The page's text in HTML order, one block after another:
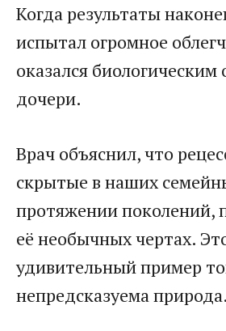
Когда результаты
испытал огромное
оказался
дочери.
Врач объяснил, что
скрытые в наших
протяжении поколений,
её необычных чертах.
удивительный пример
непредсказуема природа.